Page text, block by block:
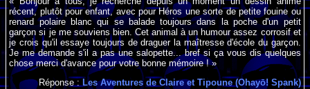
récent, plutôt pour enfant, avec pour Héros une sorte de petite fouine ou
renard polaire blanc qui se balade toujours dans la poche d'un petit
garçon si je me souviens bien. Cet animal à un humour assez corrosif et
je crois qu'il essaye toujours de draguer la maîtresse d'école du garçon.
Je me demande s'il a pas une salopette... bref si ça vous dis quelques
chose merci d'avance pour votre bonne mémoire ! »
Réponse :Les Aventures de Claire et Tipoune (Ohayō! Spank)